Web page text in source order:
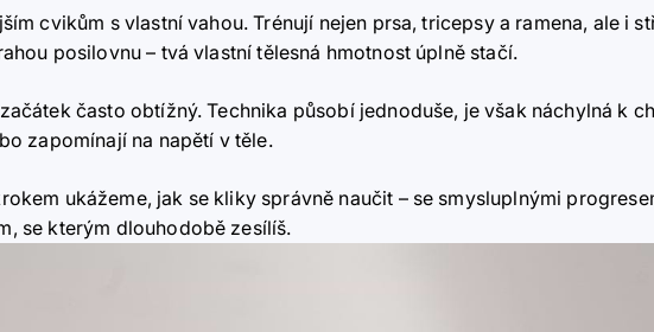
cvikům s vlastní vahou. Trénují nejen prsa, tricepsy a ramena, ale i
posilovnu – tvá vlastní tělesná hmotnost úplně stačí.
často obtížný. Technika působí jednoduše, je však náchylná k
zapomínají na napětí v těle.
ukážeme, jak se kliky správně naučit – se smysluplnými
se kterým dlouhodobě zesílíš.